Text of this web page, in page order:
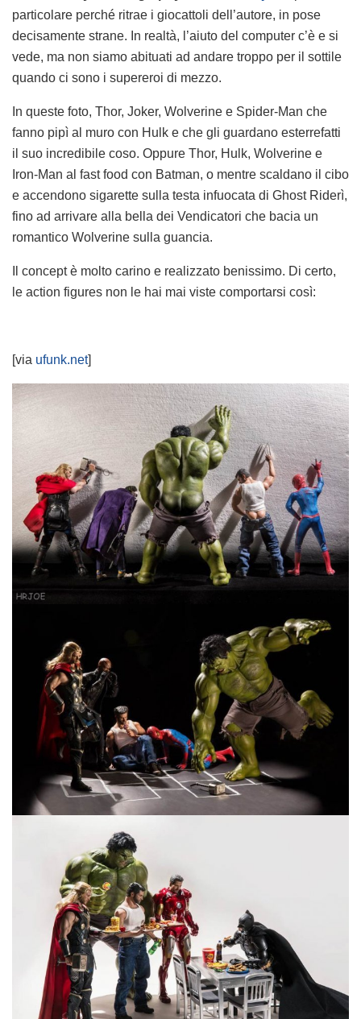
particolare perché ritrae i giocattoli dell’autore, in pose
decisamente strane. In realtà, l’aiuto del computer c’è e si
vede, ma non siamo abituati ad andare troppo per il sottile
quando ci sono i supereroi di mezzo.
In queste foto, Thor, Joker, Wolverine e Spider-Man che
fanno pipì al muro con Hulk e che gli guardano esterrefatti
il suo incredibile coso. Oppure Thor, Hulk, Wolverine e
Iron-Man al fast food con Batman, o mentre scaldano il cibo
e accendono sigarette sulla testa infuocata di Ghost Riderì,
fino ad arrivare alla bella dei Vendicatori che bacia un
romantico Wolverine sulla guancia.
Il concept è molto carino e realizzato benissimo. Di certo,
le action figures non le hai mai viste comportarsi così:
[via ufunk.net]